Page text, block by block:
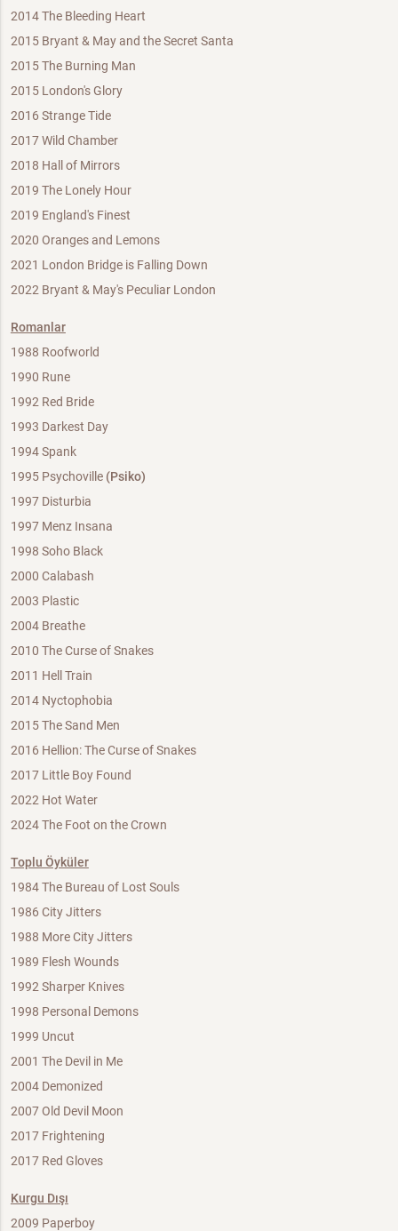
2014 The Bleeding Heart
2015 Bryant & May and the Secret Santa
2015 The Burning Man
2015 London's Glory
2016 Strange Tide
2017 Wild Chamber
2018 Hall of Mirrors
2019 The Lonely Hour
2019 England's Finest
2020 Oranges and Lemons
2021 London Bridge is Falling Down
2022 Bryant & May's Peculiar London
Romanlar
1988 Roofworld
1990 Rune
1992 Red Bride
1993 Darkest Day
1994 Spank
1995 Psychoville (Psiko)
1997 Disturbia
1997 Menz Insana
1998 Soho Black
2000 Calabash
2003 Plastic
2004 Breathe
2010 The Curse of Snakes
2011 Hell Train
2014 Nyctophobia
2015 The Sand Men
2016 Hellion: The Curse of Snakes
2017 Little Boy Found
2022 Hot Water
2024 The Foot on the Crown
Toplu Öyküler
1984 The Bureau of Lost Souls
1986 City Jitters
1988 More City Jitters
1989 Flesh Wounds
1992 Sharper Knives
1998 Personal Demons
1999 Uncut
2001 The Devil in Me
2004 Demonized
2007 Old Devil Moon
2017 Frightening
2017 Red Gloves
Kurgu Dışı
2009 Paperboy